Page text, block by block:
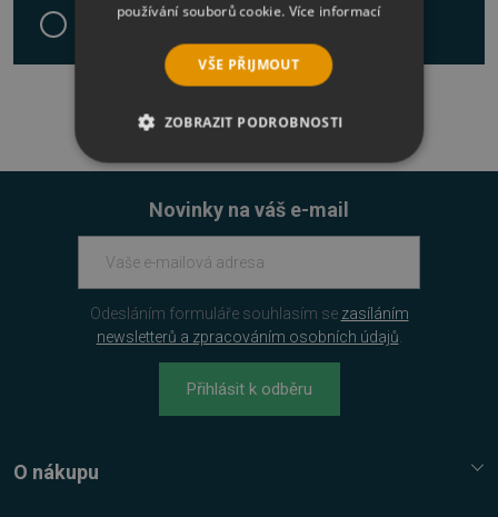
Nebyly nalezeny žádné produkty
Novinky na váš e-mail
Odesláním formuláře souhlasím se zasíláním
newsletterů a zpracováním osobních údajů.
Přihlásit k odběru
O nákupu
používání souborů cookie. Více informací
VŠE PŘIJMOUT
ZOBRAZIT PODROBNOSTI
NEZBYTNĚ NUTNÉ SOUBORY
VÝKONOVÉ SOUBORY
FUNKČNÍ SOUBORY
NEZAŘAZENÉ SOUBORY